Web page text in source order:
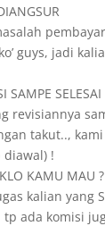
guys, jadi
SAMPE SELESAI
revisiannya
takut..,
diawal) !
KAMU MAU ?
kalian yang
tp ada komisi